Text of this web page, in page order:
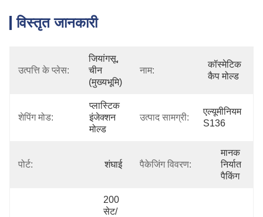
विस्तृत जानकारी
उत्पत्ति के प्लेस:
जियांगसू,
चीन
(मुख्यभूमि)
नाम:
कॉस्मेटिक
कैप मोल्ड
शेपिंग मोड:
प्लास्टिक
इंजेक्शन
मोल्ड
उत्पाद सामग्री:
एल्यूमीनियम
S136
पोर्ट: शंघाई पैकेजिंग विवरण:
मानक
निर्यात
पैकिंग
200
सेट/